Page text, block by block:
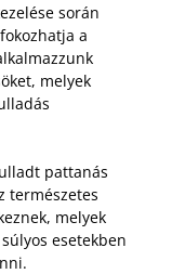
során
a
melyek
pattanás
természetes
melyek
esetekben